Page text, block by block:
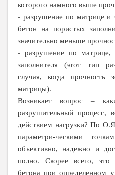
которого намного выше
˗ разрушение по матрице и
бетон на пористых
значительно меньше
˗ разрушение по матрице,
заполнителя (этот тип
случая, когда прочность
матрицы).
Возникает вопрос –
разрушительный процесс,
действием нагрузки? По
параметри-ческими
объективно, надежно и
полно. Скорее всего, это
бетона при определенном